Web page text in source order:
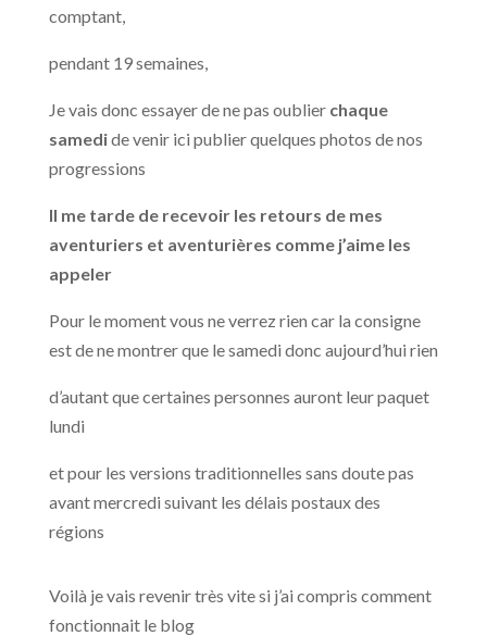
comptant,
pendant 19 semaines,
Je vais donc essayer de ne pas oublier chaque
samedide venir ici publier quelques photos de nos
progressions
Il me tarde de recevoir les retours de mes
aventuriers et aventurières comme j’aime les
appeler
Pour le moment vous ne verrez rien car la consigne
est de ne montrer que le samedi donc aujourd’hui rien
d’autant que certaines personnes auront leur paquet
lundi
et pour les versions traditionnelles sans doute pas
avant mercredi suivant les délais postaux des
régions
Voilà je vais revenir très vite si j’ai compris comment
fonctionnait le blog